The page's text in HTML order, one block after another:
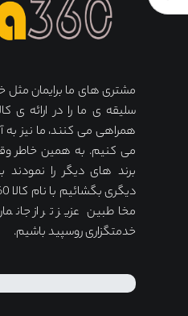
مشتری های ما برایمان مثل
سلیقه ی ما را در ارائه ی
همراهی می کنند، ما نیز
می کنیم. به همین خاطر
برند های دیگر را
مخاطبین عزیز تر از
خدمتگزاری روسپید باشیم.